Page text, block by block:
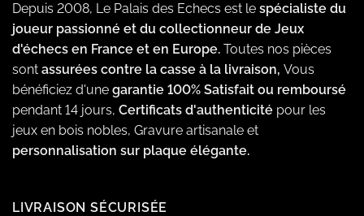
Depuis 2008, Le Palais des Echecs est le spécialiste du
joueur passionné et du collectionneur de Jeux
d'échecs en France et en Europe. Toutes nos pièces
sont assurées contre la casse à la livraison, Vous
bénéficiez d'une garantie 100% Satisfait ou remboursé
pendant 14 jours, Certificats d'authenticité pour les
jeux en bois nobles, Gravure artisanale et
personnalisation sur plaque élégante.
LIVRAISON SÉCURISÉE